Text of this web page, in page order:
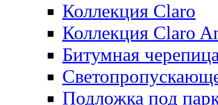
Коллекция Claro
Коллекция Claro
Битумная
Подложка под